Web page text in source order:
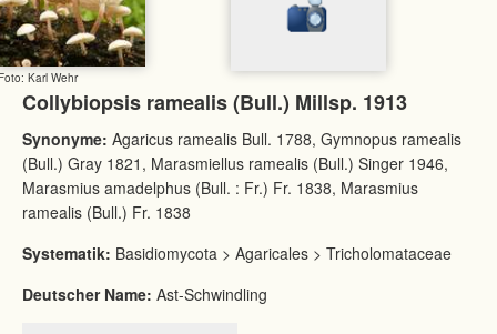
Karl Wehr
Collybiopsis ramealis (Bull.) Millsp. 1913
Synonyme: Agaricus ramealis Bull. 1788, Gymnopus ramealis
(Bull.) Gray 1821, Marasmiellus ramealis (Bull.) Singer 1946,
Marasmius amadelphus (Bull. : Fr.) Fr. 1838, Marasmius
ramealis (Bull.) Fr. 1838
Systematik: Basidiomycota > Agaricales > Tricholomataceae
Deutscher Name: Ast-Schwindling